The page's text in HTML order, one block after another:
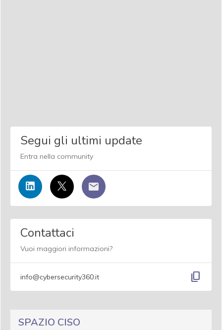
Segui gli ultimi update
Entra nella community
Contattaci
Vuoi maggiori informazioni?
info@cybersecurity360.it content_copy
SPAZIO CISO